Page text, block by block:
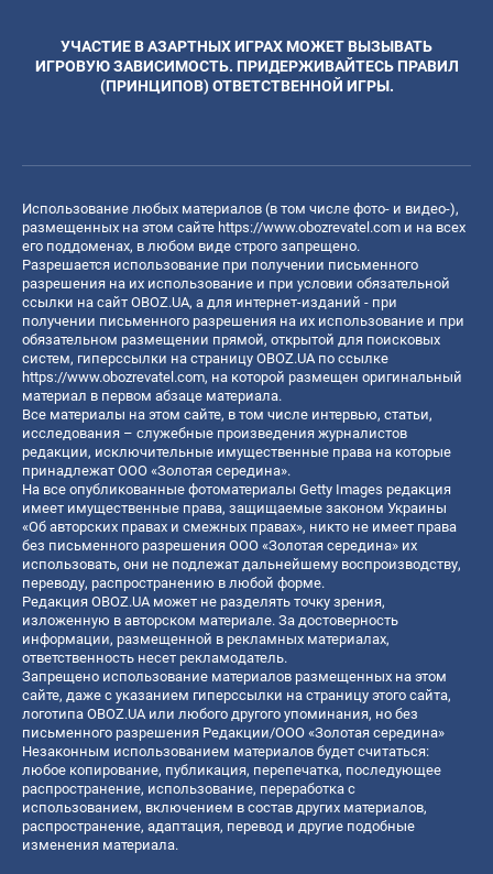
УЧАСТИЕ В АЗАРТНЫХ ИГРАХ МОЖЕТ ВЫЗЫВАТЬ
ИГРОВУЮ ЗАВИСИМОСТЬ. ПРИДЕРЖИВАЙТЕСЬ ПРАВИЛ
(ПРИНЦИПОВ) ОТВЕТСТВЕННОЙ ИГРЫ.
Использование любых материалов (в том числе фото- и видео-),
размещенных на этом сайте https://www.obozrevatel.com и на всех
его поддоменах, в любом виде строго запрещено.
Разрешается использование при получении письменного
разрешения на их использование и при условии обязательной
ссылки на сайт OBOZ.UA, а для интернет-изданий - при
получении письменного разрешения на их использование и при
обязательном размещении прямой, открытой для поисковых
систем, гиперссылки на страницу OBOZ.UA по ссылке
https://www.obozrevatel.com, на которой размещен оригинальный
материал в первом абзаце материала.
Все материалы на этом сайте, в том числе интервью, статьи,
исследования – служебные произведения журналистов
редакции, исключительные имущественные права на которые
принадлежат ООО «Золотая середина».
На все опубликованные фотоматериалы Getty Images редакция
имеет имущественные права, защищаемые законом Украины
«Об авторских правах и смежных правах», никто не имеет права
без письменного разрешения ООО «Золотая середина» их
использовать, они не подлежат дальнейшему воспроизводству,
переводу, распространению в любой форме.
Редакция OBOZ.UA может не разделять точку зрения,
изложенную в авторском материале. За достоверность
информации, размещенной в рекламных материалах,
ответственность несет рекламодатель.
Запрещено использование материалов размещенных на этом
сайте, даже с указанием гиперссылки на страницу этого сайта,
логотипа OBOZ.UA или любого другого упоминания, но без
письменного разрешения Редакции/ООО «Золотая середина»
Незаконным использованием материалов будет считаться:
любое копирование, публикация, перепечатка, последующее
распространение, использование, переработка с
использованием, включением в состав других материалов,
распространение, адаптация, перевод и другие подобные
изменения материала.